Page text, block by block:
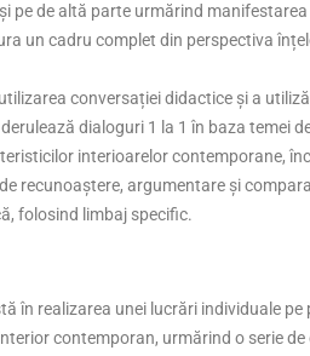
pe de altă parte urmărind
un cadru complet din perspectiva
conversației didactice și a
dialoguri 1 la 1 în baza temei
interioarelor contemporane,
recunoaștere, argumentare și
folosind limbaj specific.
în realizarea unei lucrări individuale
contemporan, urmărind o serie